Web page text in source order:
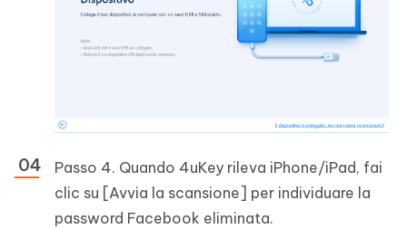
Passo 4. Quando 4uKey rileva iPhone/iPad, fai
clic su [Avvia la scansione] per individuare la
password Facebook eliminata.